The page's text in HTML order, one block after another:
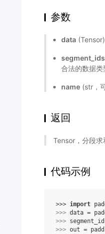
参数
data
segment_ids
合法的数据
name (str，
返回
Tensor，分段求
代码示例
>>> import
>>> data =
>>>
>>> out =